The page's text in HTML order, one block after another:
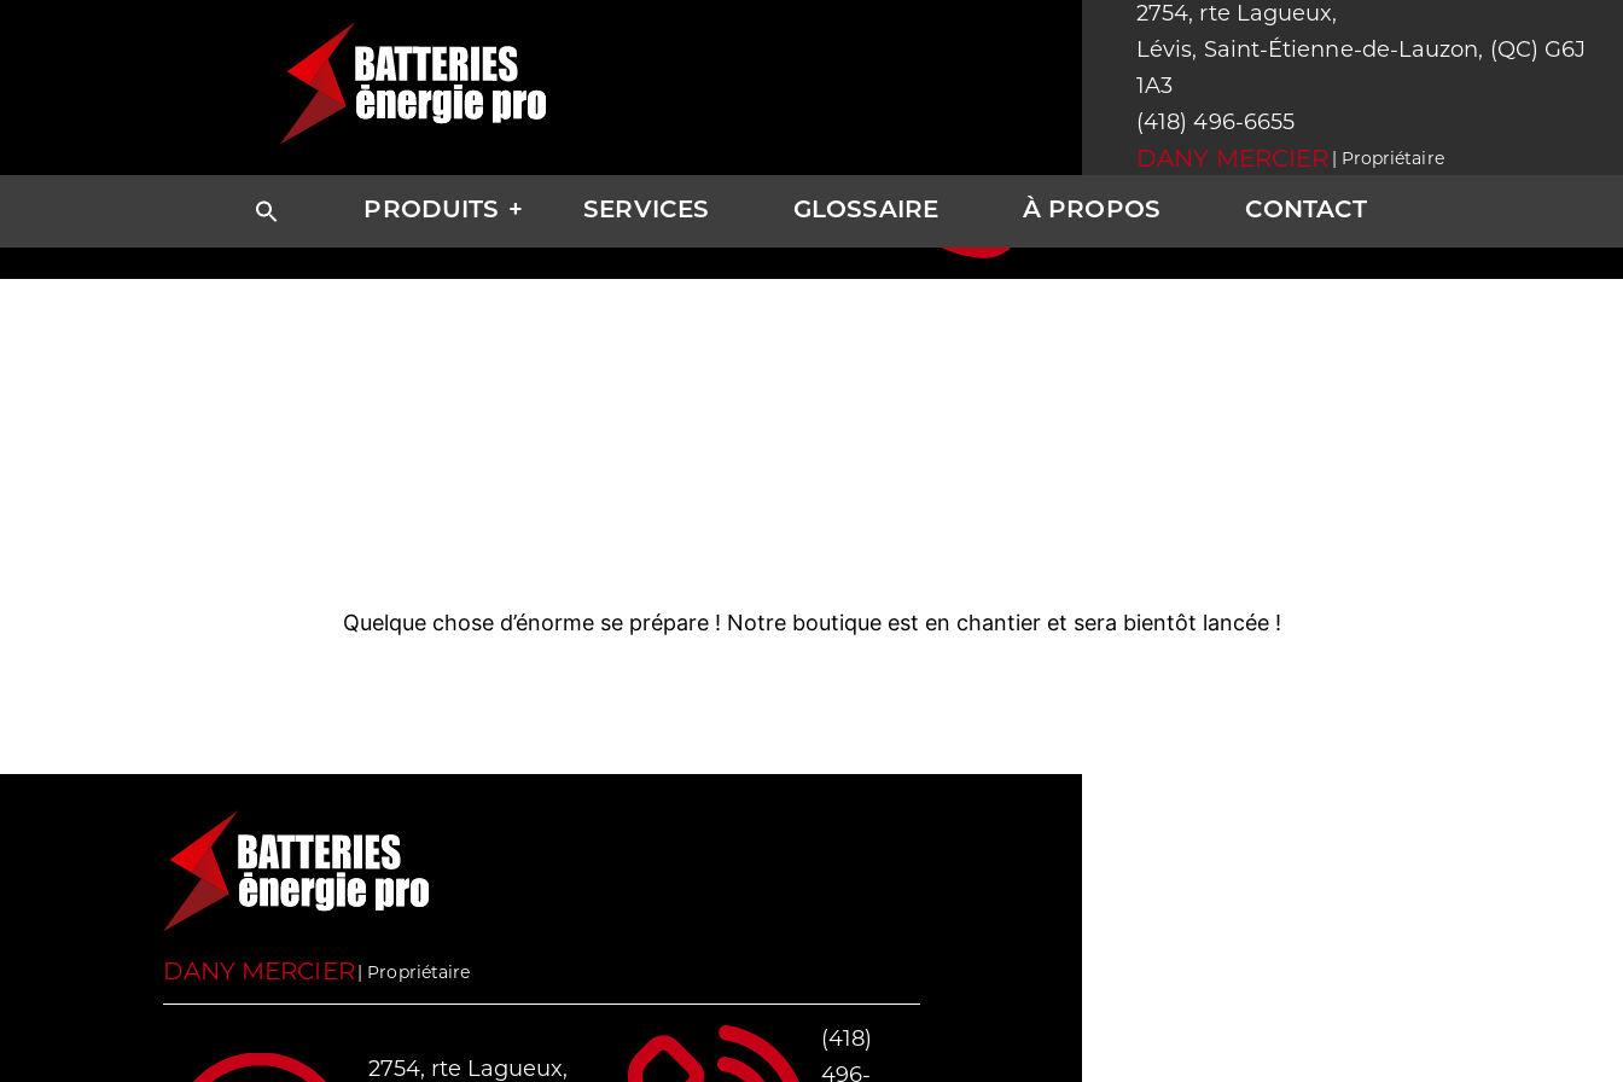
496-6655
de-Lauzon, (QC) G6J
2754, rte Lagueux,
Lévis, Saint-Étienne-de-Lauzon, (QC) G6J
1A3
(418) 496-6655
DANY MERCIER | Propriétaire
PRODUITS SERVICES GLOSSAIRE À PROPOS CONTACT
Quelque chose d’énorme se prépare ! Notre boutique est en chantier et sera bientôt lancée !
DANY MERCIER | Propriétaire
2754, rte Lagueux,
(418)
496-